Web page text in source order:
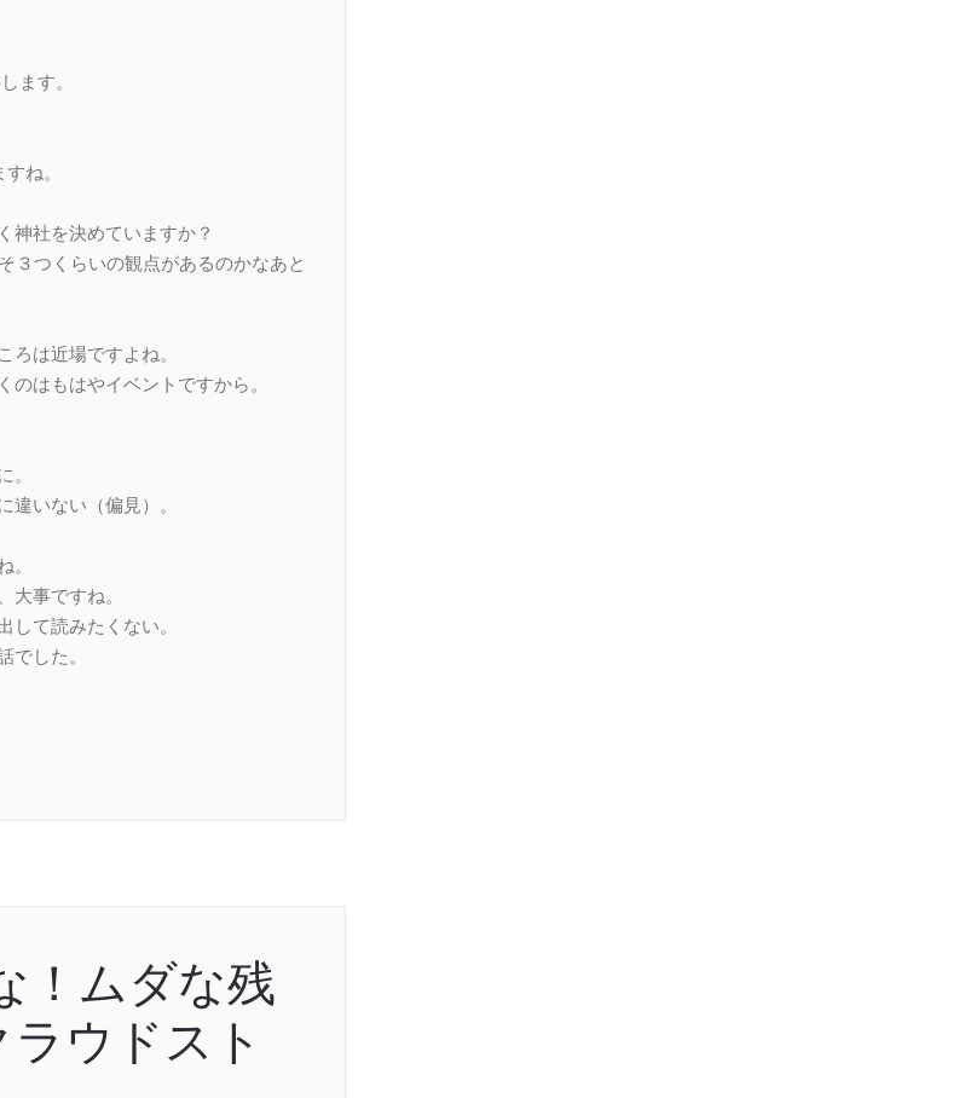
ます。
ね。
神社を決めていますか？
３つくらいの観点があるのかなあと
は近場ですよね。
はもはやイベントですから。
。
いない（偏見）。
。
事ですね。
て読みたくない。
でした。
！ムダな残
ウドスト